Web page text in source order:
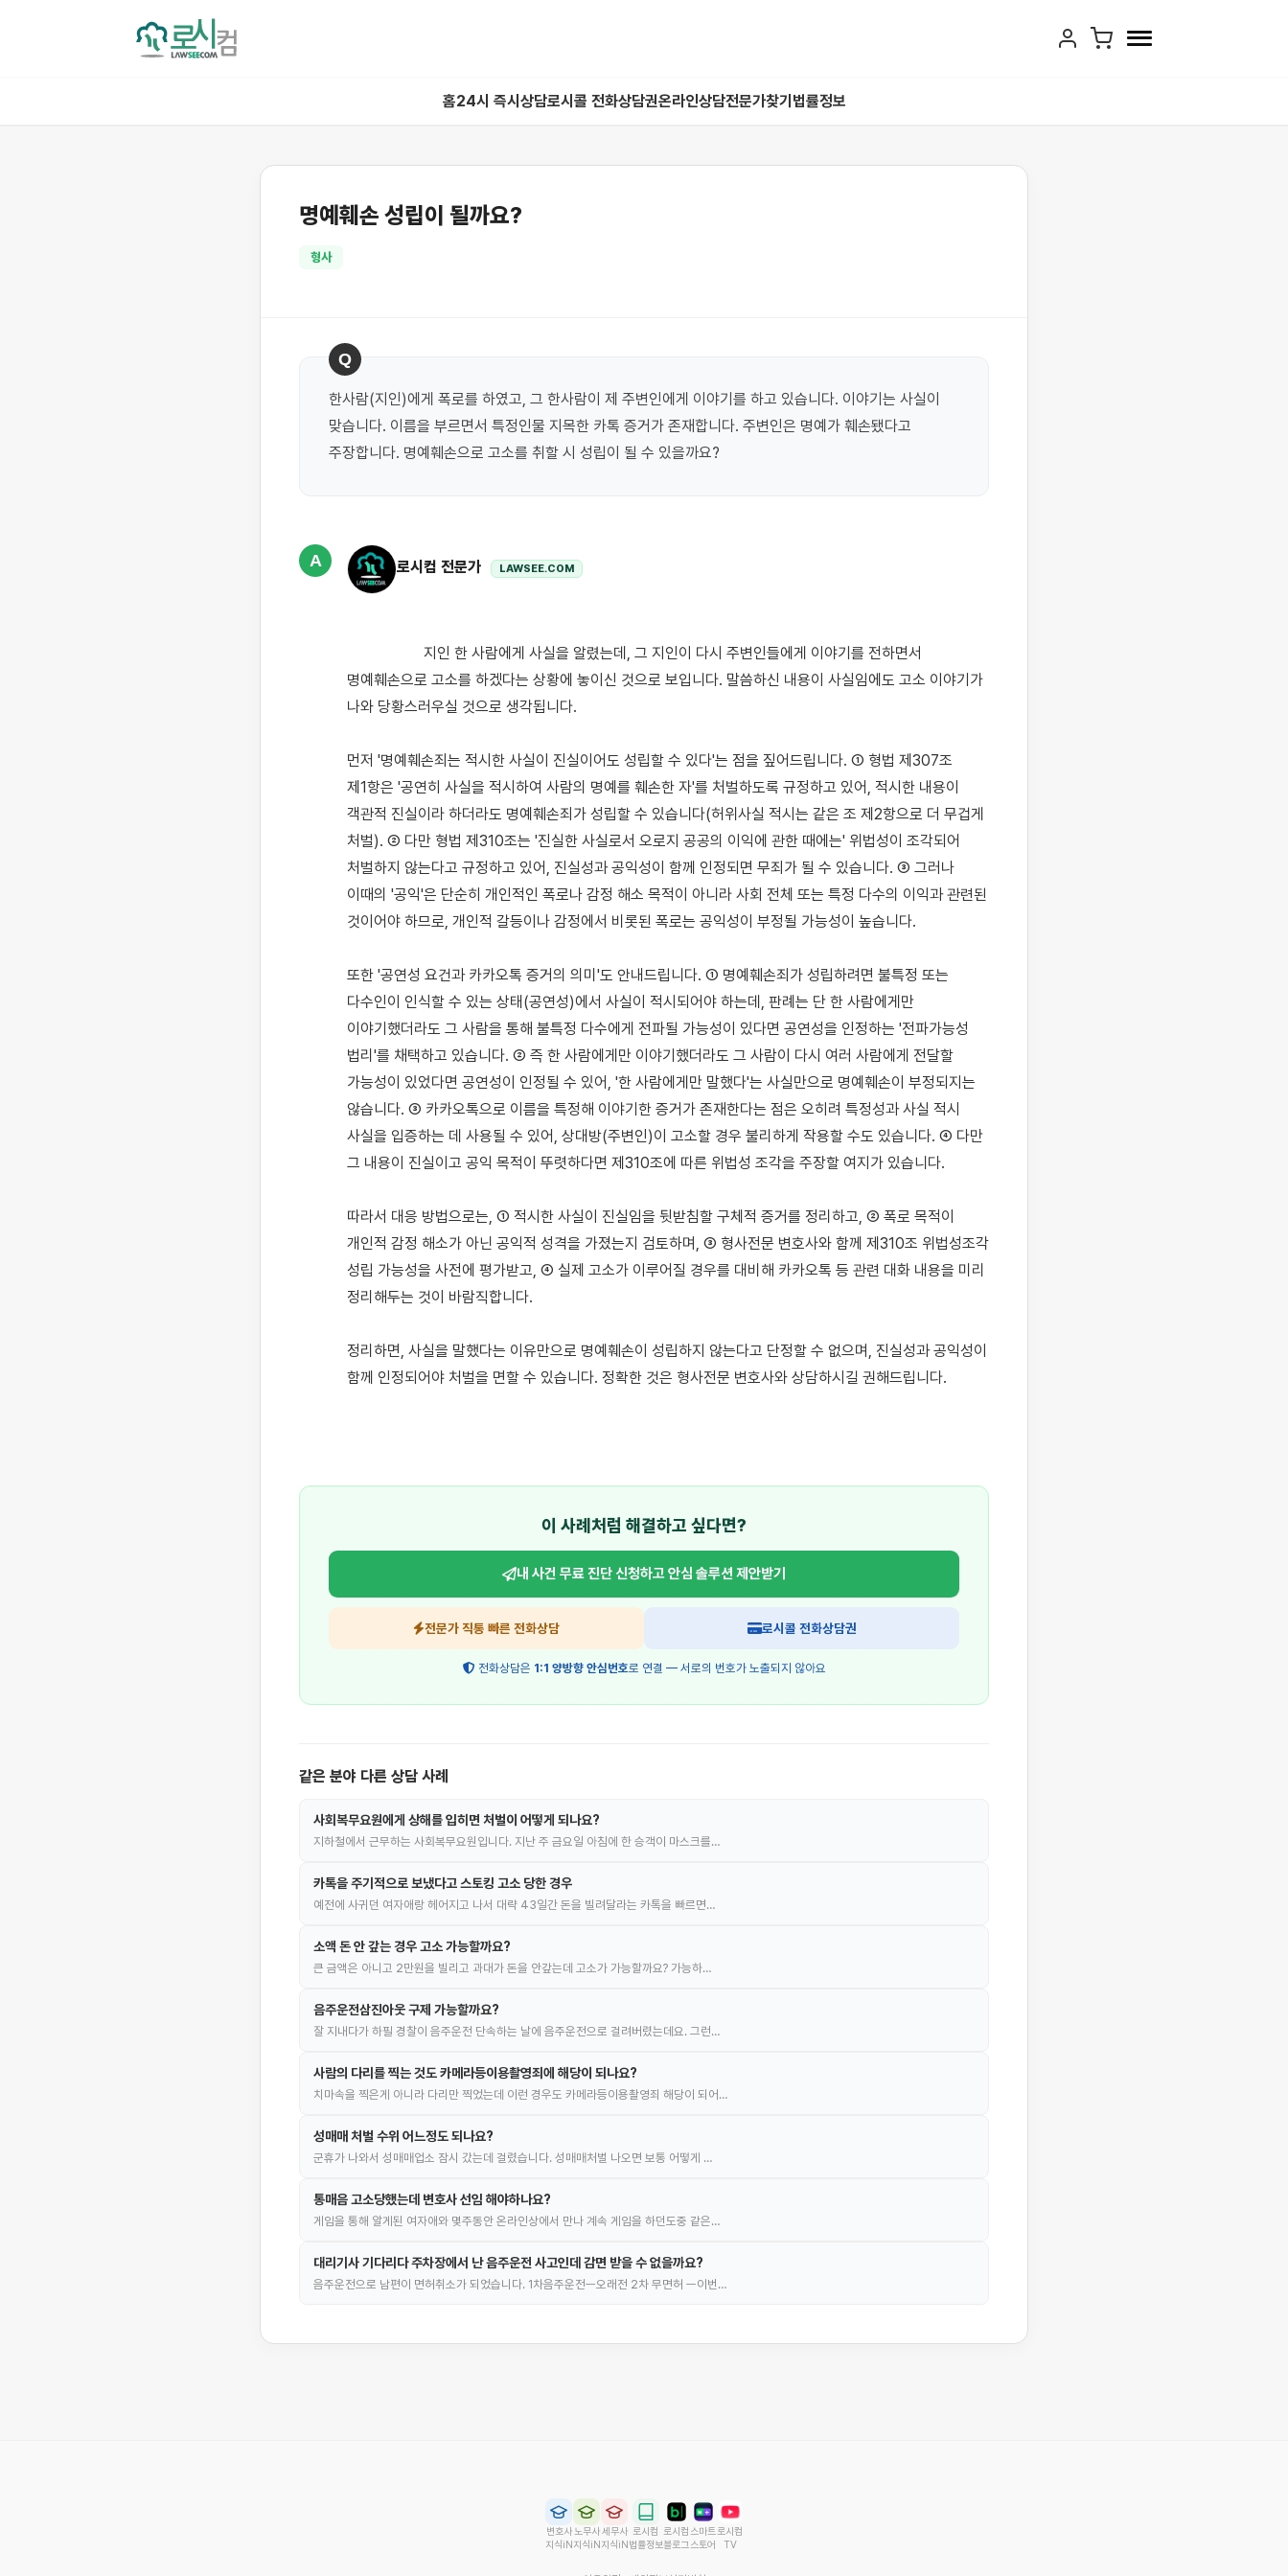
홈24시 즉시상담로시콜 전화상담권온라인상담전문가찾기 법률정보
명예훼손 성립이 될까요?
형사
Q
한사람(지인)에게 폭로를 하였고, 그 한사람이 제 주변인에게 이야기를 하고 있습니다. 이야기는 사실이
맞습니다. 이름을 부르면서 특정인물 지목한 카톡 증거가 존재합니다. 주변인은 명예가 훼손됐다고
주장합니다. 명예훼손으로 고소를 취할 시 성립이 될 수 있을까요?
A 로시컴 전문가 LAWSEE.COM
명예훼손으로 고소를 하겠다는 상황에 놓이신 것으로 보입니다. 말씀하신 내용이 사실임에도 고소 이야기가
나와 당황스러우실 것으로 생각됩니다.
먼저 '명예훼손죄는 적시한 사실이 진실이어도 성립할 수 있다'는 점을 짚어드립니다. ① 형법 제307조
제1항은 '공연히 사실을 적시하여 사람의 명예를 훼손한 자'를 처벌하도록 규정하고 있어, 적시한 내용이
객관적 진실이라 하더라도 명예훼손죄가 성립할 수 있습니다(허위사실 적시는 같은 조 제2항으로 더 무겁게
처벌). ② 다만 형법 제310조는 '진실한 사실로서 오로지 공공의 이익에 관한 때에는' 위법성이 조각되어
처벌하지 않는다고 규정하고 있어, 진실성과 공익성이 함께 인정되면 무죄가 될 수 있습니다. ③ 그러나
이때의 '공익'은 단순히 개인적인 폭로나 감정 해소 목적이 아니라 사회 전체 또는 특정 다수의 이익과 관련된
것이어야 하므로, 개인적 갈등이나 감정에서 비롯된 폭로는 공익성이 부정될 가능성이 높습니다.
또한 '공연성 요건과 카카오톡 증거의 의미'도 안내드립니다. ① 명예훼손죄가 성립하려면 불특정 또는
다수인이 인식할 수 있는 상태(공연성)에서 사실이 적시되어야 하는데, 판례는 단 한 사람에게만
이야기했더라도 그 사람을 통해 불특정 다수에게 전파될 가능성이 있다면 공연성을 인정하는 '전파가능성
법리'를 채택하고 있습니다. ② 즉 한 사람에게만 이야기했더라도 그 사람이 다시 여러 사람에게 전달할
가능성이 있었다면 공연성이 인정될 수 있어, '한 사람에게만 말했다'는 사실만으로 명예훼손이 부정되지는
않습니다. ③ 카카오톡으로 이름을 특정해 이야기한 증거가 존재한다는 점은 오히려 특정성과 사실 적시
사실을 입증하는 데 사용될 수 있어, 상대방(주변인)이 고소할 경우 불리하게 작용할 수도 있습니다. ④ 다만
그 내용이 진실이고 공익 목적이 뚜렷하다면 제310조에 따른 위법성 조각을 주장할 여지가 있습니다.
따라서 대응 방법으로는, ① 적시한 사실이 진실임을 뒷받침할 구체적 증거를 정리하고, ② 폭로 목적이
개인적 감정 해소가 아닌 공익적 성격을 가졌는지 검토하며, ③ 형사전문 변호사와 함께 제310조 위법성조각
성립 가능성을 사전에 평가받고, ④ 실제 고소가 이루어질 경우를 대비해 카카오톡 등 관련 대화 내용을 미리
정리해두는 것이 바람직합니다.
정리하면, 사실을 말했다는 이유만으로 명예훼손이 성립하지 않는다고 단정할 수 없으며, 진실성과 공익성이
함께 인정되어야 처벌을 면할 수 있습니다. 정확한 것은 형사전문 변호사와 상담하시길 권해드립니다.
이 사례처럼 해결하고 싶다면?
내 사건 무료 진단 신청하고안심 솔루션 제안받기
전문가 직통 빠른 전화상담 로시콜 전화상담권
전화상담은 1:1 양방향 안심번호로 연결 — 서로의 번호가 노출되지 않아요
같은 분야 다른 상담 사례
사회복무요원에게 상해를 입히면 처벌이 어떻게 되나요?
지하철에서 근무하는 사회복무요원입니다. 지난 주 금요일 아침에 한 승객이 마스크를…
카톡을 주기적으로 보냈다고 스토킹 고소 당한 경우
예전에 사귀던 여자애랑 헤어지고 나서 대략 43일간 돈을 빌려달라는 카톡을 빠르면…
소액 돈 안 갚는 경우 고소 가능할까요?
큰 금액은 아니고 2만원을 빌리고 과대가 돈을 안갚는데 고소가 가능할까요? 가능하…
음주운전삼진아웃 구제 가능할까요?
잘 지내다가 하필 경찰이 음주운전 단속하는 날에 음주운전으로 걸려버렸는데요. 그런…
사람의 다리를 찍는 것도 카메라등이용촬영죄에 해당이 되나요?
치마속을 찍은게 아니라 다리만 찍었는데 이런 경우도 카메라등이용촬영죄 해당이 되어…
성매매 처벌 수위 어느정도 되나요?
군휴가 나와서 성매매업소 잠시 갔는데 걸렸습니다. 성매매처벌 나오면 보통 어떻게 …
통매음 고소당했는데 변호사 선임 해야하나요?
게임을 통해 알게된 여자애와 몇주동안 온라인상에서 만나 계속 게임을 하던도중 같은…
대리기사 기다리다 주차장에서 난 음주운전 사고인데 감면 받을 수 없을까요?
음주운전으로 남편이 면허취소가 되었습니다. 1차음주운전ㅡ오래전 2차 무면허 ㅡ이번…
변호사
지식iN
노무사
지식iN
세무사
지식iN
로시컴
법률정보
로시컴
블로그
스마트
스토어
로시컴
TV